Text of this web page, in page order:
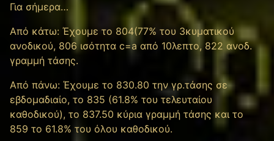
Για σήμερα…
Από κάτω: Έχουμε το 804(77% του 3κυματικού
ανοδικού, 806 ισότητα c=a από 10λεπτο, 822 ανοδ.
γραμμή τάσης.
Από πάνω: Έχουμε το 830.80 την γρ.τάσης σε
εβδομαδιαίο, το 835 (61.8% του τελευταίου
καθοδικού), το 837.50 κύρια γραμμή τάσης και το
859 το 61.8% του όλου καθοδικού.